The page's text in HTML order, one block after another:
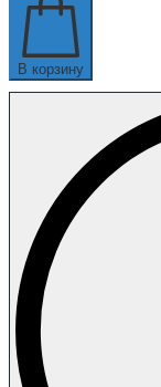
В корзину